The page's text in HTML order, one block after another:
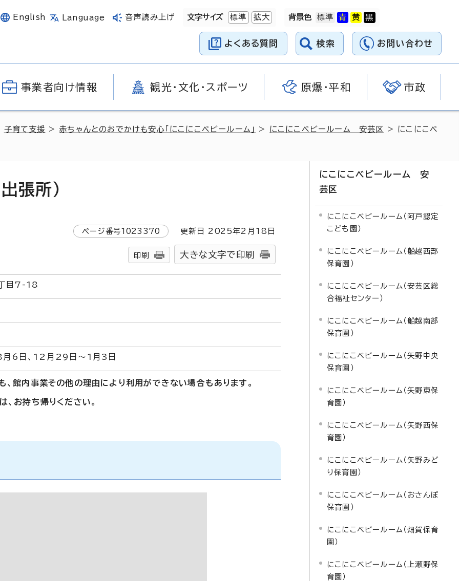
English Language 音声読み上げ 文字サイズ 標準 拡大 背景色
よくある質問 検索 お問い合わせ
事業者向け情報 観光・文化・スポーツ 原爆・平和 市政
子育て支援 >赤ちゃんとのおでかけも安心「にこにこベビールーム」 > にこにこベビールーム 安芸区 > にこにこベ
張所）
ページ番号1023370 更新日 2025年2月 18 日
印刷 大きな文字で印刷
目7-18
8月6日、12月29日～1月3日
、館内事業その他の理由により利用ができない場合もあります。
お持ち帰りください。
にこにこベビールーム 安
芸区
にこにこベビールーム（阿戸認定
こども園）
にこにこベビールーム（船越西部
保育園）
にこにこベビールーム（安芸区総
合福祉センター）
にこにこベビールーム（船越南部
保育園）
にこにこベビールーム（矢野中央
保育園）
にこにこベビールーム（矢野東保
育園）
にこにこベビールーム（矢野西保
育園）
にこにこベビールーム（矢野みど
り保育園）
にこにこベビールーム（おさんぽ
保育園）
にこにこベビールーム（畑賀保育
園）
にこにこベビールーム（上瀬野保
育園）